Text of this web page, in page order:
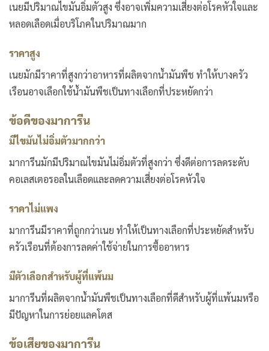
เนยมีปริมาณไขมันอิ่มตัวสูง ซึ่งอาจเพิ่มความเสี่ยงต่อโรคหัวใจและ
หลอดเลือดเมื่อบริโภคในปริมาณมาก
ราคาสูง
เนยมักมีราคาที่สูงกว่าอาหารที่ผลิตจากน้ำมันพืช ทำให้บางครัว
เรือนอาจเลือกใช้น้ำมันพืชเป็นทางเลือกที่ประหยัดกว่า
ข้อดีของมาการีน
มีไขมันไม่อิ่มตัวมากกว่า
มาการีนมักมีปริมาณไขมันไม่อิ่มตัวที่สูงกว่า ซึ่งดีต่อการลดระดับ
คอเลสเตอรอลในเลือดและลดความเสี่ยงต่อโรคหัวใจ
ราคาไม่แพง
มาการีนมีราคาที่ถูกกว่าเนย ทำให้เป็นทางเลือกที่ประหยัดสำหรับ
ครัวเรือนที่ต้องการลดค่าใช้จ่ายในการซื้ออาหาร
มีตัวเลือกสำหรับผู้ที่แพ้นม
มาการีนที่ผลิตจากน้ำมันพืชเป็นทางเลือกที่ดีสำหรับผู้ที่แพ้นมหรือ
มีปัญหาในการย่อยแลคโตส
ข้อเสียของมาการีน